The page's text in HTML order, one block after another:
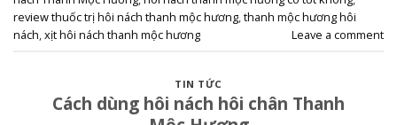
review thuốc trị hôi nách thanh mộc hương,thanh mộc hương hôi
nách,xịt hôi nách thanh mộc hương Leave a comment
TIN TỨC
Cách dùng hôi nách hôi chân Thanh